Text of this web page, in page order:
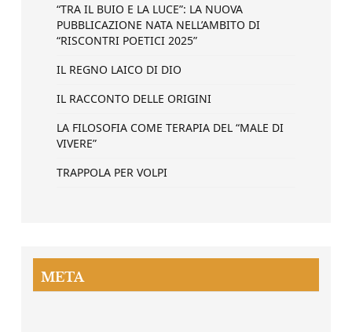
“TRA IL BUIO E LA LUCE”: LA NUOVA
PUBBLICAZIONE NATA NELL’AMBITO DI
“RISCONTRI POETICI 2025”
IL REGNO LAICO DI DIO
IL RACCONTO DELLE ORIGINI
LA FILOSOFIA COME TERAPIA DEL “MALE DI
VIVERE”
TRAPPOLA PER VOLPI
META